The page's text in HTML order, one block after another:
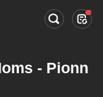
- Pionn